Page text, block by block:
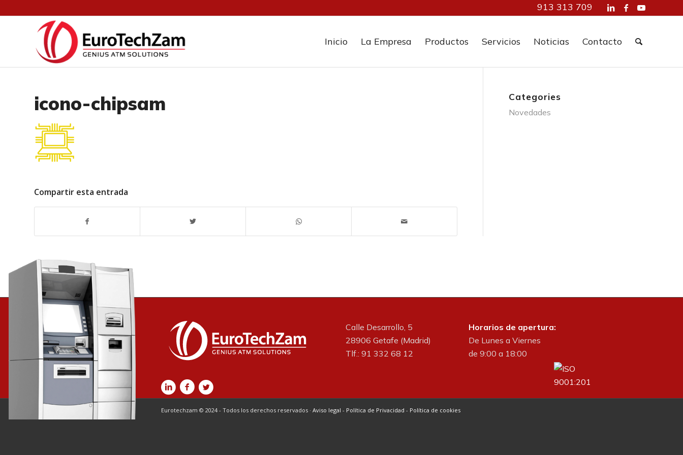
913 313 709
Inicio La Empresa Productos Servicios Noticias Contacto
icono-chipsam
Compartir esta entrada
Categories
Novedades
Calle Desarrollo, 5
28906 Getafe (Madrid)
Tlf.: 91 332 68 12
Horarios de apertura:
De Lunes a Viernes
de 9:00 a 18:00
Eurotechzam © 2024 - Todos los derechos reservados · Aviso legal - Política de Privacidad - Política de cookies